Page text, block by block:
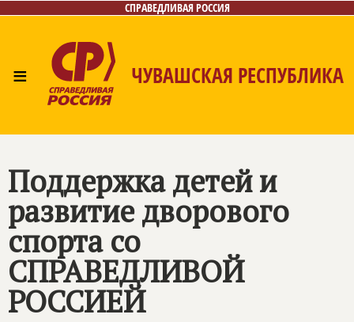
СПРАВЕДЛИВАЯ РОССИЯ
≡ ЧУВАШСКАЯ РЕСПУБЛИКА
Поддержка детей и
развитие дворового
спорта со
СПРАВЕДЛИВОЙ
РОССИЕЙ